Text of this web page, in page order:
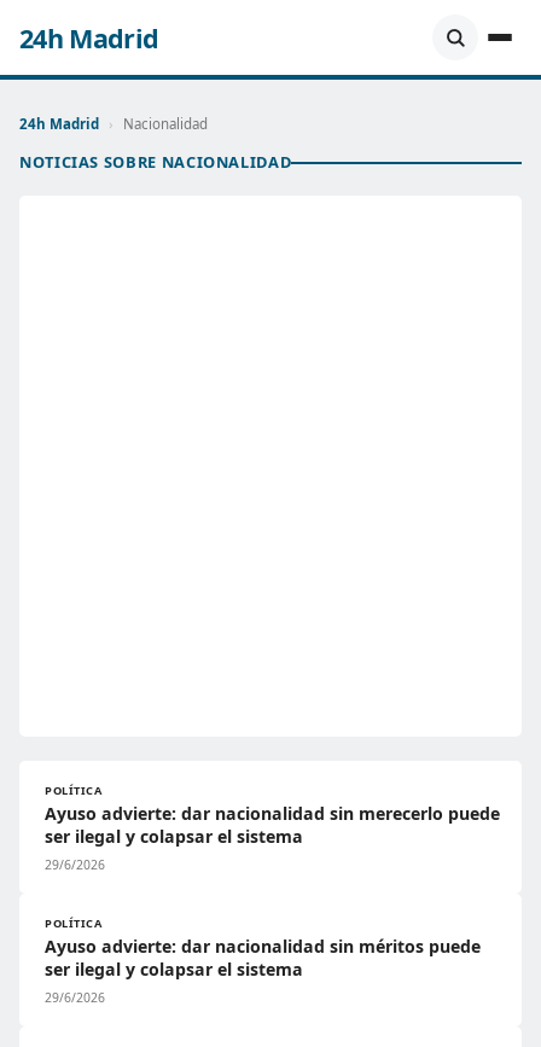
24h Madrid
24h Madrid › Nacionalidad
NOTICIAS SOBRE NACIONALIDAD
POLÍTICA
Ayuso advierte: dar nacionalidad sin merecerlo puede
ser ilegal y colapsar el sistema
29/6/2026
POLÍTICA
Ayuso advierte: dar nacionalidad sin méritos puede
ser ilegal y colapsar el sistema
29/6/2026